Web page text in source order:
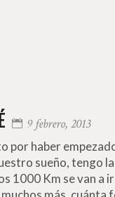
9 febrero, 2013
por haber
sueño, tengo
1000 Km se van a ir